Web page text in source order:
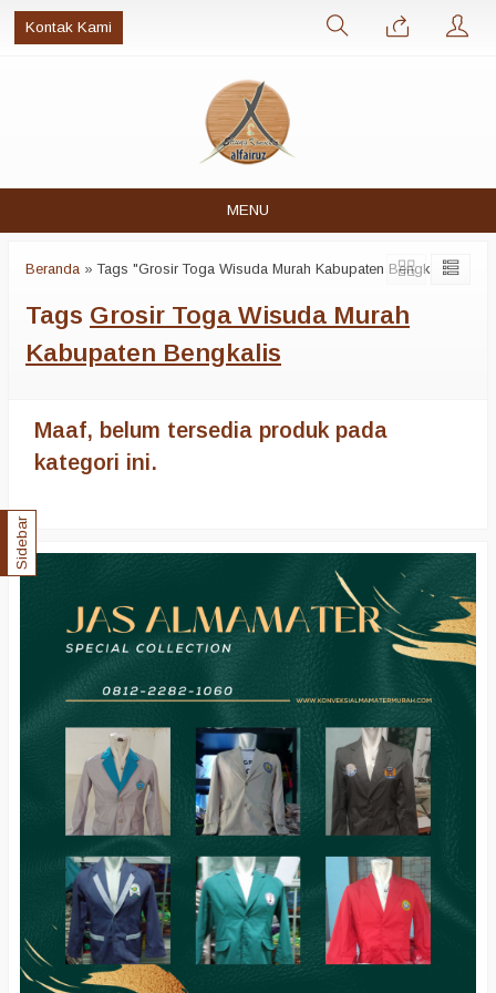
Kontak Kami
MENU
Beranda »Tags "Grosir Toga Wisuda Murah Kabupaten Bengkalis"
Tags Grosir Toga Wisuda Murah
Kabupaten Bengkalis
Maaf, belum tersedia produk pada
kategori ini.
Sidebar